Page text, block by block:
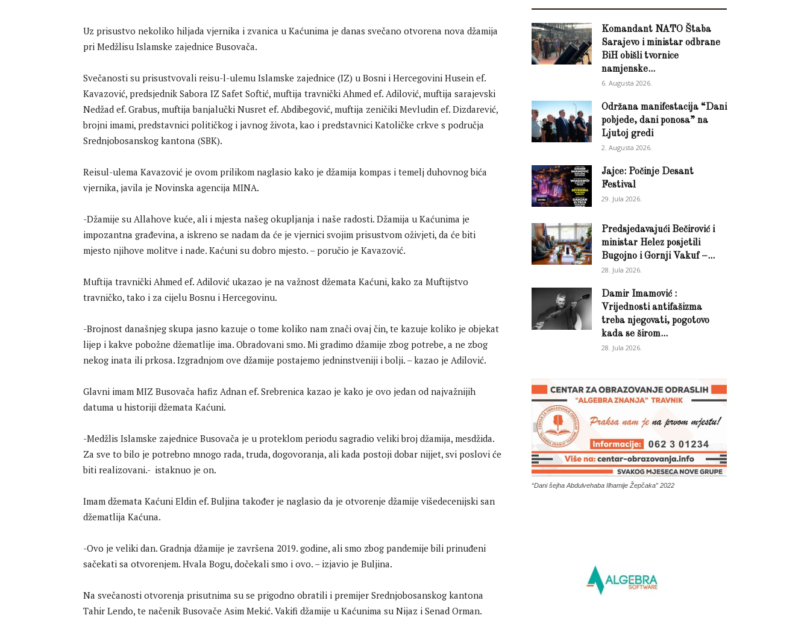
Uz prisustvo nekoliko hiljada vjernika i zvanica u Kaćunima je danas svečano otvorena nova džamija
pri Medžlisu Islamske zajednice Busovača.
Svečanosti su prisustvovali reisu-l-ulemu Islamske zajednice (IZ) u Bosni i Hercegovini Husein ef.
Kavazović, predsjednik Sabora IZ Safet Softić, muftija travnički Ahmed ef. Adilović, muftija sarajevski
Nedžad ef. Grabus, muftija banjalučki Nusret ef. Abdibegović, muftija zeničiki Mevludin ef. Dizdarević,
brojni imami, predstavnici političkog i javnog života, kao i predstavnici Katoličke crkve s područja
Srednjobosanskog kantona (SBK).
Reisul-ulema Kavazović je ovom prilikom naglasio kako je džamija kompas i temelj duhovnog bića
vjernika, javila je Novinska agencija MINA.
-Džamije su Allahove kuće, ali i mjesta našeg okupljanja i naše radosti. Džamija u Kaćunima je
impozantna građevina, a iskreno se nadam da će je vjernici svojim prisustvom oživjeti, da će biti
mjesto njihove molitve i nade. Kaćuni su dobro mjesto. – poručio je Kavazović.
Muftija travnički Ahmed ef. Adilović ukazao je na važnost džemata Kaćuni, kako za Muftijstvo
travničko, tako i za cijelu Bosnu i Hercegovinu.
-Brojnost današnjeg skupa jasno kazuje o tome koliko nam znači ovaj čin, te kazuje koliko je objekat
lijep i kakve pobožne džematlije ima. Obradovani smo. Mi gradimo džamije zbog potrebe, a ne zbog
nekog inata ili prkosa. Izgradnjom ove džamije postajemo jedninstveniji i bolji. – kazao je Adilović.
Glavni imam MIZ Busovača hafiz Adnan ef. Srebrenica kazao je kako je ovo jedan od najvažnijih
datuma u historiji džemata Kaćuni.
-Medžlis Islamske zajednice Busovača je u proteklom periodu sagradio veliki broj džamija, mesdžida.
Za sve to bilo je potrebno mnogo rada, truda, dogovoranja, ali kada postoji dobar nijjet, svi poslovi će
biti realizovani.- istaknuo je on.
Imam džemata Kaćuni Eldin ef. Buljina također je naglasio da je otvorenje džamije višedecenijski san
džematlija Kaćuna.
-Ovo je veliki dan. Gradnja džamije je završena 2019. godine, ali smo zbog pandemije bili prinuđeni
sačekati sa otvorenjem. Hvala Bogu, dočekali smo i ovo. – izjavio je Buljina.
Na svečanosti otvorenja prisutnima su se prigodno obratili i premijer Srednjobosanskog kantona
Tahir Lendo, te načenik Busovače Asim Mekić. Vakifi džamije u Kaćunima su Nijaz i Senad Orman.
Komandant NATO Štaba
Sarajevo i ministar odbrane
BiH obišli tvornice
namjenske...
6. Augusta 2026.
Održana manifestacija “Dani
pobjede, dani ponosa” na
Ljutoj gredi
2. Augusta 2026.
Jajce: Počinje Desant
Festival
29. Jula 2026.
Predsjedavajući Bečirović i
ministar Helez posjetili
Bugojno i Gornji Vakuf –...
28. Jula 2026.
Damir Imamović :
Vrijednosti antifašizma
treba njegovati, pogotovo
kada se širom...
28. Jula 2026.
“Dani šejha Abdulvehaba Ilhamije Žepčaka” 2022